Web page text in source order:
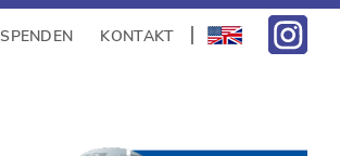
SPENDEN KONTAKT